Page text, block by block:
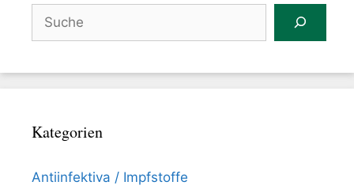
Kategorien
Antiinfektiva / Impfstoffe